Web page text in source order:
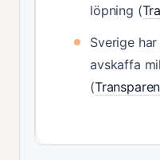
löpning (
Sverige
avskaffa
(